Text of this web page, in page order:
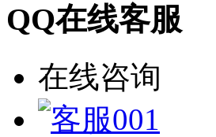
QQ在线客服
在线咨询